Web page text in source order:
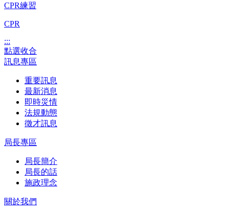
CPR練習
CPR
:::
點選收合
訊息專區
重要訊息
最新消息
即時災情
法規動態
徵才訊息
局長專區
局長簡介
局長的話
施政理念
關於我們